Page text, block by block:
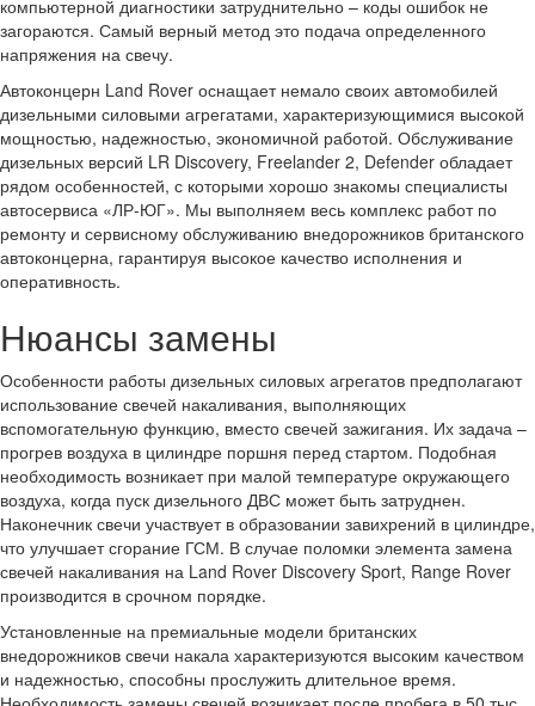
компьютерной диагностики затруднительно – коды ошибок не
загораются. Самый верный метод это подача определенного
напряжения на свечу.
Автоконцерн Land Rover оснащает немало своих автомобилей
дизельными силовыми агрегатами, характеризующимися высокой
мощностью, надежностью, экономичной работой. Обслуживание
дизельных версий LR Discovery, Freelander 2, Defender обладает
рядом особенностей, с которыми хорошо знакомы специалисты
автосервиса «ЛР-ЮГ». Мы выполняем весь комплекс работ по
ремонту и сервисному обслуживанию внедорожников британского
автоконцерна, гарантируя высокое качество исполнения и
оперативность.
Нюансы замены
Особенности работы дизельных силовых агрегатов предполагают
использование свечей накаливания, выполняющих
вспомогательную функцию, вместо свечей зажигания. Их задача –
прогрев воздуха в цилиндре поршня перед стартом. Подобная
необходимость возникает при малой температуре окружающего
воздуха, когда пуск дизельного ДВС может быть затруднен.
Наконечник свечи участвует в образовании завихрений в цилиндре,
что улучшает сгорание ГСМ. В случае поломки элемента замена
свечей накаливания на Land Rover Discovery Sport, Range Rover
производится в срочном порядке.
Установленные на премиальные модели британских
внедорожников свечи накала характеризуются высоким качеством
и надежностью, способны прослужить длительное время.